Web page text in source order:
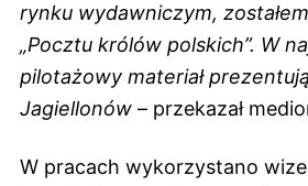
rynku wydawniczym,
„Pocztu królów polskich”. W
pilotażowy materiał
Jagiellonów – przekazał
W pracach wykorzystano